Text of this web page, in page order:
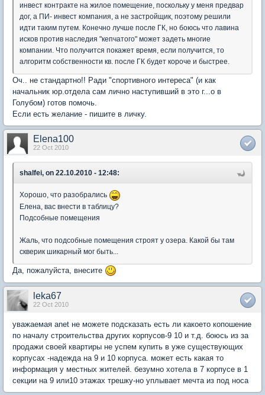
инвест контракте на жилое помещение, поскольку у меня предвар
дог, а ПИ- инвест компания, а не застройщик, поэтому решили
идти таким путем. Конечно лучше после ГК, но боюсь что лавина
исков против наследия "кепчатого" может задеть многие
компании. Что получится покажет время, если получится, то
алгоритм собственности кв. после ГК будет короче и быстрее.
Оч.. не стандартно!! Ради "спортивного интереса" (и как
начальник юр.отдела сам лично наступивший в это г...о в
Голубом) готов помочь.
Если есть желание - пишите в личку.
Elena100
22 Oct 2010
shalfei, on 22.10.2010 - 12:48:
Хорошо, что разобрались
Елена, вас внести в таблицу?
Подсобные помещения
Жаль, что подсобные помещения строят у озера. Какой бы там
скверик шикарный мог быть...
Да, пожалуйста, внесите
leka67
22 Oct 2010
уважаемая anet не можете подсказать есть ли какоето копошение
по началу строительства других корпусов-9 10 и т.д. боюсь из за
продажи своей квартиры не успем купить в уже существующих
корпусах -надежда на 9 и 10 корпуса. может есть какая то
информация у местных жителей. безумно хотела в 7 корпусе в 1
секции на 9 или10 этажах трешку-но уплывает мечта из под носа